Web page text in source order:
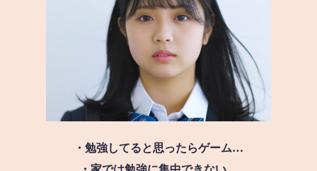
・勉強してると思ったらゲーム…